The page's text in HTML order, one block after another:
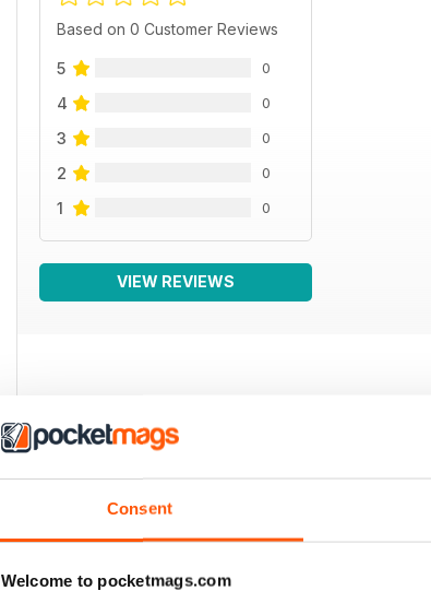
Consent
Welcome to pocketmags.com
Based on 0 Customer Reviews
5 0
4 0
3 0
2 0
1 0
VIEW REVIEWS